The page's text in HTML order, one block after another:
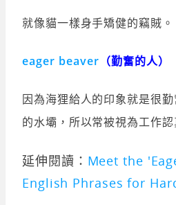
就像貓一樣身手矯健的竊賊。
eager beaver （勤奮的人）
因為海狸給人的印象就是很
的水壩，所以常被視為工作認
延伸閱讀： Meet the
English Phrases for